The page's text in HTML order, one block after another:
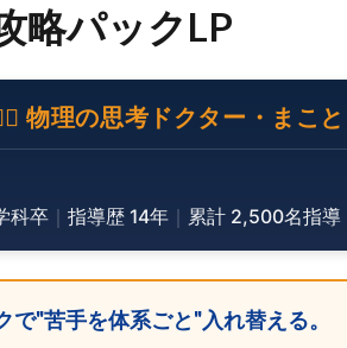
略パックLP
物理の思考ドクター・まこと
科卒 ｜ 指導歴 14年 ｜ 累計 2,500名指導
で"苦手を体系ごと"入れ替える。